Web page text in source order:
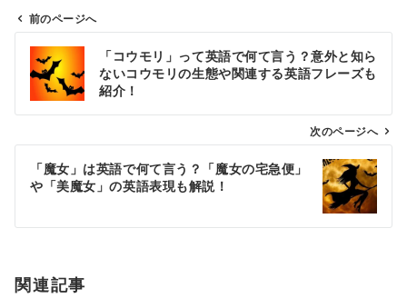
ン
前のページへ
「コウモリ」って英語で何て言う？意外と知ら
ないコウモリの生態や関連する英語フレーズも
紹介！
次のページへ
「魔女」は英語で何て言う？「魔女の宅急便」
や「美魔女」の英語表現も解説！
関連記事